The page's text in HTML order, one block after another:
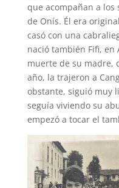
que acompañan a los
de Onís. Él era
casó con una
nació también Fifi,
muerte de su madre,
año, la trajeron a
obstante, siguió muy
seguía viviendo su
empezó a tocar el